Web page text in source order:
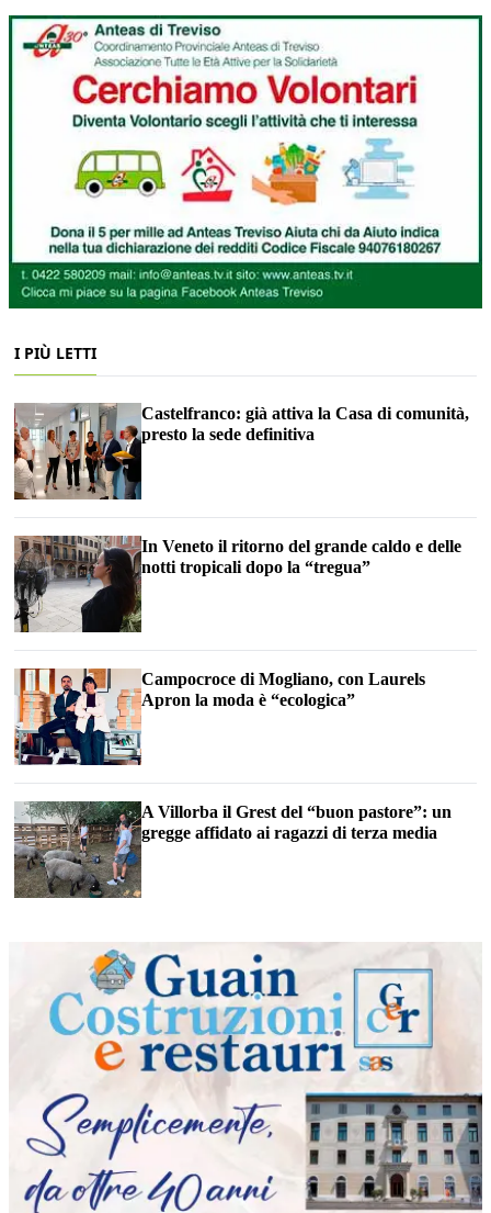
I PIÙ LETTI
Castelfranco: già attiva la Casa di comunità,
presto la sede definitiva
In Veneto il ritorno del grande caldo e delle
notti tropicali dopo la “tregua”
Campocroce di Mogliano, con Laurels
Apron la moda è “ecologica”
A Villorba il Grest del “buon pastore”: un
gregge affidato ai ragazzi di terza media